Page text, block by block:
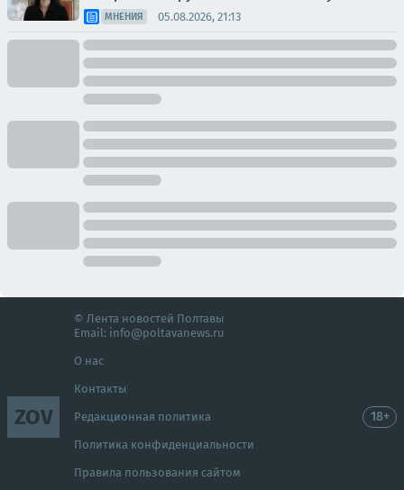
МНЕНИЯ 05.08.2026, 21:13
ZOV
© Лента новостей Полтавы
Email: info@poltavanews.ru
О нас
Контакты
Редакционная политика
Политика конфиденциальности
Правила пользования сайтом
18+